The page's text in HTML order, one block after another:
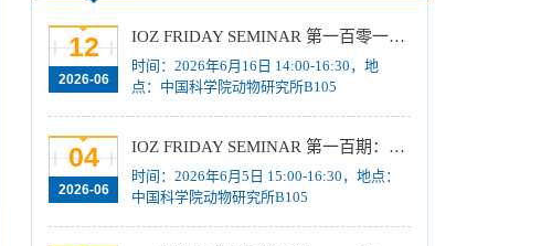
核”制业务课笔试成绩及进入面试名单公示[2026-
01-22]
中国科学院动物研究所2026年博士招考“申请-考
核”制业务课笔试、面试总体要求及规程[2026-01-
14]
中国科学院动物研究所2026年博士招考“申请-考
核”制进入笔试名单公示[2026-01-14]
12
2026-06
IOZ FRIDAY SEMINAR 第一百零一期：DNA损伤修复：从表观遗传调控到神经毒性（王东鹏）；Exploring the RNA World with Cryo-EM（张凯铭）
时间：2026年6月16日 14:00-16:30，地
点：中国科学院动物研究所B105
04
2026-06
IOZ FRIDAY SEMINAR 第一百期：Precision Engineering of Crop Genomes: From Genome Editing to Programmable Biology
时间：2026年6月5日 15:00-16:30，地点：
中国科学院动物研究所B105